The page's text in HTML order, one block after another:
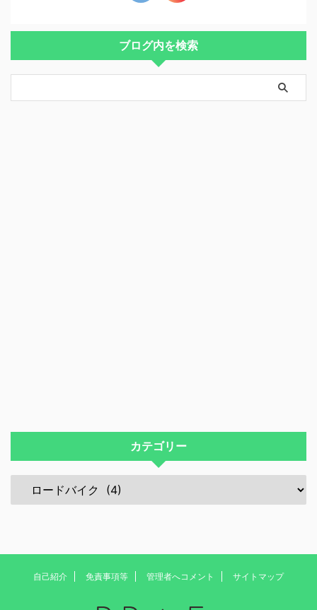
ブログ内を検索
カテゴリー
自己紹介 免責事項等 管理者へコメント サイトマップ